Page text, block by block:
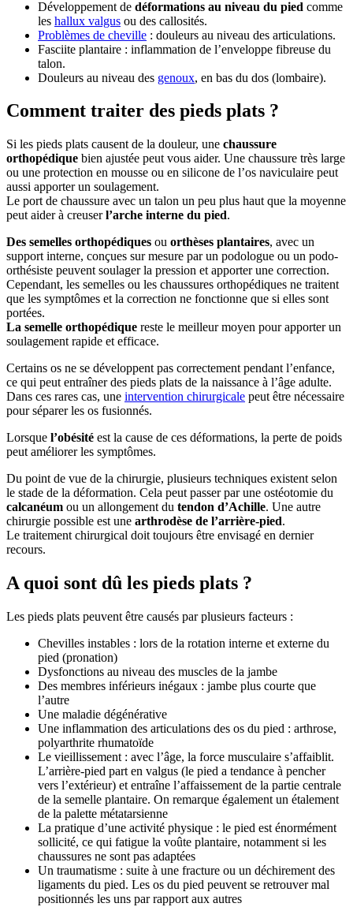
Développement de déformations au niveau du pied comme
les hallux valgus ou des callosités.
Problèmes de cheville : douleurs au niveau des articulations.
Fasciite plantaire : inflammation de l’enveloppe fibreuse du
talon.
Douleurs au niveau des genoux, en bas du dos (lombaire).
Comment traiter des pieds plats ?
Si les pieds plats causent de la douleur, une chaussure
orthopédique bien ajustée peut vous aider. Une chaussure très large
ou une protection en mousse ou en silicone de l’os naviculaire peut
aussi apporter un soulagement.
Le port de chaussure avec un talon un peu plus haut que la moyenne
peut aider à creuserl’arche interne du pied.
Des semelles orthopédiques ou orthèses plantaires, avec un
support interne, conçues sur mesure par un podologue ou un podo-
orthésiste peuvent soulager la pression et apporter une correction.
Cependant, les semelles ou les chaussures orthopédiques ne traitent
que les symptômes et la correction ne fonctionne que si elles sont
portées.
La semelle orthopédique reste le meilleur moyen pour apporter un
soulagement rapide et efficace.
Certains os ne se développent pas correctement pendant l’enfance,
ce qui peut entraîner des pieds plats de la naissance à l’âge adulte.
Dans ces rares cas, une intervention chirurgicale peut être nécessaire
pour séparer les os fusionnés.
Lorsque l’obésité est la cause de ces déformations, la perte de poids
peut améliorer les symptômes.
Du point de vue de la chirurgie, plusieurs techniques existent selon
le stade de la déformation. Cela peut passer par une ostéotomie du
calcanéum ou un allongement du tendon d’Achille. Une autre
chirurgie possible est une arthrodèse de l’arrière-pied.
Le traitement chirurgical doit toujours être envisagé en dernier
recours.
A quoi sont dû les pieds plats ?
Les pieds plats peuvent être causés par plusieurs facteurs :
Chevilles instables : lors de la rotation interne et externe du
pied (pronation)
Dysfonctions au niveau des muscles de la jambe
Des membres inférieurs inégaux : jambe plus courte que
l’autre
Une maladie dégénérative
Une inflammation des articulations des os du pied : arthrose,
polyarthrite rhumatoïde
Le vieillissement : avec l’âge, la force musculaire s’affaiblit.
L’arrière-pied part en valgus (le pied a tendance à pencher
vers l’extérieur) et entraîne l’affaissement de la partie centrale
de la semelle plantaire. On remarque également un étalement
de la palette métatarsienne
La pratique d’une activité physique : le pied est énormément
sollicité, ce qui fatigue la voûte plantaire, notamment si les
chaussures ne sont pas adaptées
Un traumatisme : suite à une fracture ou un déchirement des
ligaments du pied. Les os du pied peuvent se retrouver mal
positionnés les uns par rapport aux autres